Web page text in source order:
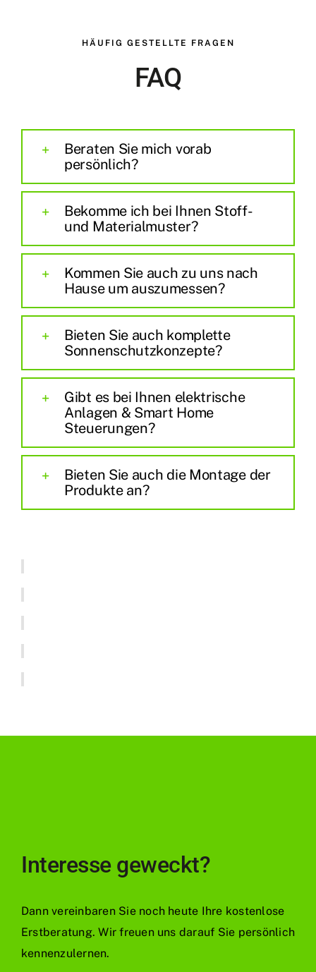
HÄUFIG GESTELLTE FRAGEN
FAQ
Beraten Sie mich vorab
persönlich?
Bekomme ich bei Ihnen Stoff-
und Materialmuster?
Kommen Sie auch zu uns nach
Hause um auszumessen?
Bieten Sie auch komplette
Sonnenschutzkonzepte?
Gibt es bei Ihnen elektrische
Anlagen & Smart Home
Steuerungen?
Bieten Sie auch die Montage der
Produkte an?
Interesse geweckt?
Dann vereinbaren Sie noch heute Ihre kostenlose
Erstberatung. Wir freuen uns darauf Sie persönlich
kennenzulernen.